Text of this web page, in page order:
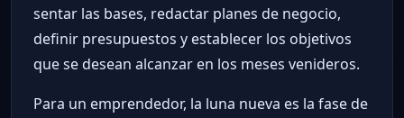
sentar las bases, redactar planes de negocio,
definir presupuestos y establecer los objetivos
que se desean alcanzar en los meses venideros.
Para un emprendedor, la luna nueva es la fase de